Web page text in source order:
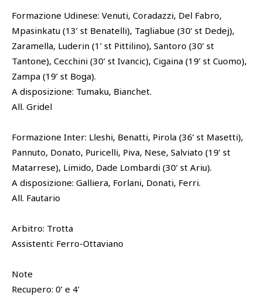
Formazione Udinese: Venuti, Coradazzi, Del Fabro,
Mpasinkatu (13’ st Benatelli), Tagliabue (30’ st Dedej),
Zaramella, Luderin (1’ st Pittilino), Santoro (30’ st
Tantone), Cecchini (30’ st Ivancic), Cigaina (19’ st Cuomo),
Zampa (19’ st Boga).
A disposizione: Tumaku, Bianchet.
All. Gridel
Formazione Inter: Lleshi, Benatti, Pirola (36’ st Masetti),
Pannuto, Donato, Puricelli, Piva, Nese, Salviato (19’ st
Matarrese), Limido, Dade Lombardi (30’ st Ariu).
A disposizione: Galliera, Forlani, Donati, Ferri.
All. Fautario
Arbitro: Trotta
Assistenti: Ferro-Ottaviano
Note
Recupero: 0’ e 4’